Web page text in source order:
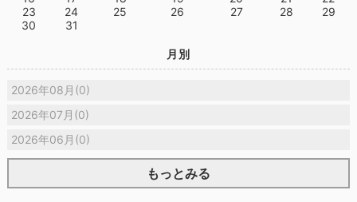
23
24 25 26 27 28
29
30
31
月別
2026年08月(0)
2026年07月(0)
2026年06月(0)
もっとみる